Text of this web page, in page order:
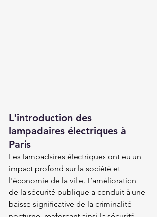
L'introduction des
lampadaires électriques à
Paris
Les lampadaires électriques ont eu un
impact profond sur la société et
l'économie de la ville. L’amélioration
de la sécurité publique a conduit à une
baisse significative de la criminalité